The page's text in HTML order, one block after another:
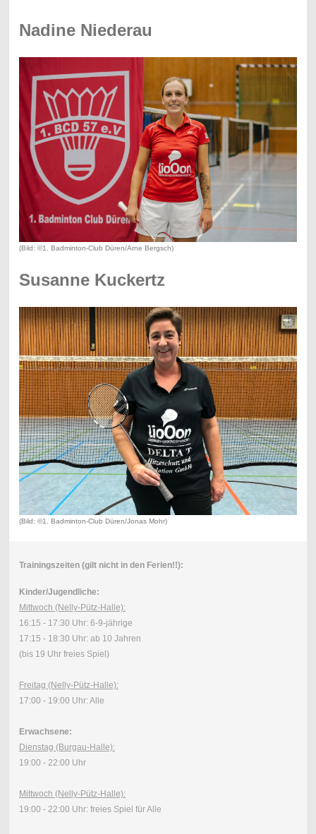
Nadine Niederau
(Bild: ©1. Badminton-Club Düren/Arne Bergsch)
Susanne Kuckertz
(Bild: ©1. Badminton-Club Düren/Jonas Mohr)
Trainingszeiten (gilt nicht in den Ferien!!):
Kinder/Jugendliche:
Mittwoch (Nelly-Pütz-Halle):
16:15 - 17:30 Uhr: 6-9-jährige
17:15 - 18:30 Uhr: ab 10 Jahren
(bis 19 Uhr freies Spiel)
Freitag (Nelly-Pütz-Halle):
17:00 - 19:00 Uhr: Alle
Erwachsene:
Dienstag (Burgau-Halle):
19:00 - 22:00 Uhr
Mittwoch (Nelly-Pütz-Halle):
19:00 - 22:00 Uhr: freies Spiel für Alle